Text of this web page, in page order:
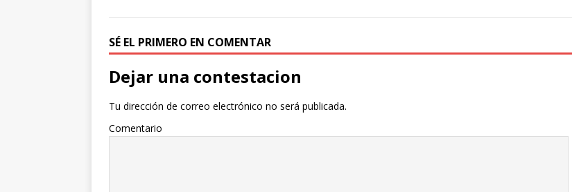
SÉ EL PRIMERO EN COMENTAR
Dejar una contestacion
Tu dirección de correo electrónico no será publicada.
Comentario